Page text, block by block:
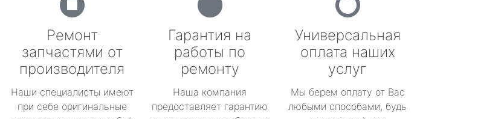
Ремонт
запчастями от
производителя
Наши специалисты имеют
при себе оригинальные
Гарантия на
работы по
ремонту
Наша компания
предоставляет гарантию
Универсальная
оплата наших
услуг
Мы берем оплату от Вас
любыми способами, будь